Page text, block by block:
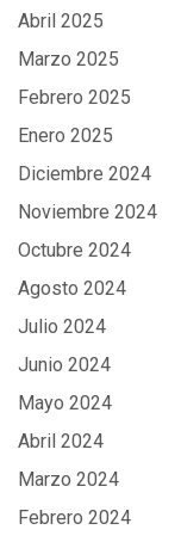
Abril 2025
Marzo 2025
Febrero 2025
Enero 2025
Diciembre 2024
Noviembre 2024
Octubre 2024
Agosto 2024
Julio 2024
Junio 2024
Mayo 2024
Abril 2024
Marzo 2024
Febrero 2024